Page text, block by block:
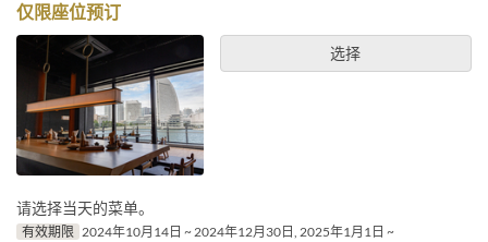
仅限座位预订
选择
请选择当天的菜单。
有效期限 2024年10月14日 ~ 2024年12月30日, 2025年1月1日 ~